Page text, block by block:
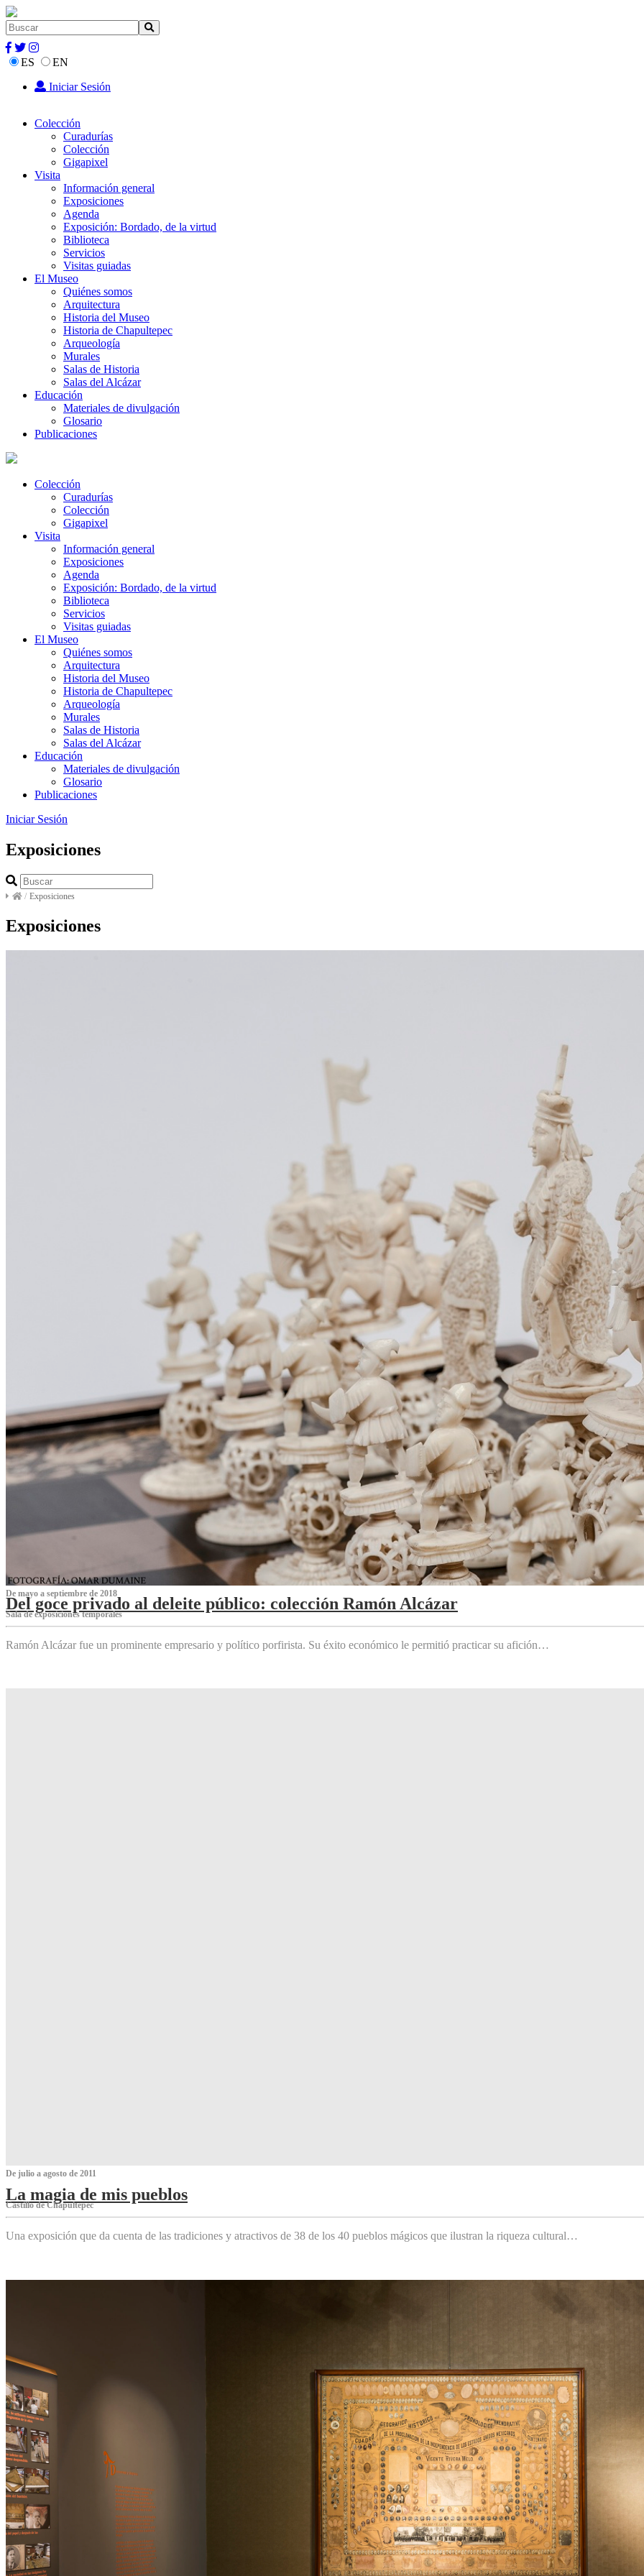
ES
EN
Iniciar Sesión
Colección
Curadurías
Colección
Gigapixel
Visita
Información general
Exposiciones
Agenda
Exposición: Bordado, de la virtud
Biblioteca
Servicios
Visitas guiadas
El Museo
Quiénes somos
Arquitectura
Historia del Museo
Historia de Chapultepec
Arqueología
Murales
Salas de Historia
Salas del Alcázar
Educación
Materiales de divulgación
Glosario
Publicaciones
Colección
Curadurías
Colección
Gigapixel
Visita
Información general
Exposiciones
Agenda
Exposición: Bordado, de la virtud
Biblioteca
Servicios
Visitas guiadas
El Museo
Quiénes somos
Arquitectura
Historia del Museo
Historia de Chapultepec
Arqueología
Murales
Salas de Historia
Salas del Alcázar
Educación
Materiales de divulgación
Glosario
Publicaciones
Iniciar Sesión
Exposiciones
/ Exposiciones
Exposiciones
De mayo a septiembre de 2018
Del goce privado al deleite público: colección Ramón Alcázar
Sala de exposiciones temporales
Ramón Alcázar fue un prominente empresario y político porfirista. Su éxito económico le permitió practicar su afición…
De julio a agosto de 2011
La magia de mis pueblos
Castillo de Chapultepec
Una exposición que da cuenta de las tradiciones y atractivos de 38 de los 40 pueblos mágicos que ilustran la riqueza cultural…